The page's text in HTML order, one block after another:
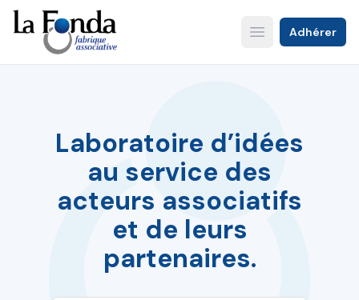
Aller
au
contenu
principal
Open main menu
Adhérer
Laboratoire d’idées
au service des
acteurs associatifs
et de leurs
partenaires.